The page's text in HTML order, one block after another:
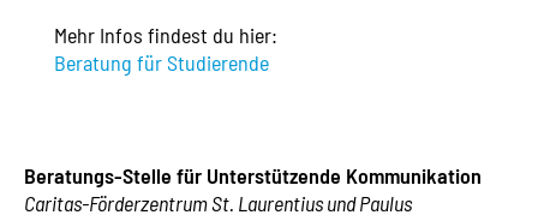
Mehr Infos findest du hier:
Beratung für Studierende
Beratungs-Stelle für Unterstützende Kommunikation
Caritas-Förderzentrum St. Laurentius und Paulus